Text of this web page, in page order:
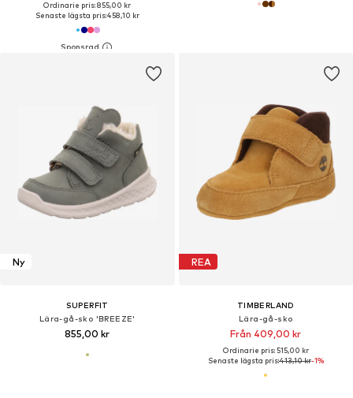
Ordinarie pris: 855,00 kr
Senaste lägsta pris:458,10 kr
Ny
SUPERFIT
Lära-gå-sko 'BREEZE'
855,00 kr
REA
TIMBERLAND
Lära-gå-sko
Från 409,00 kr
Ordinarie pris: 515,00 kr
Senaste lägsta pris:413,10 kr-1%